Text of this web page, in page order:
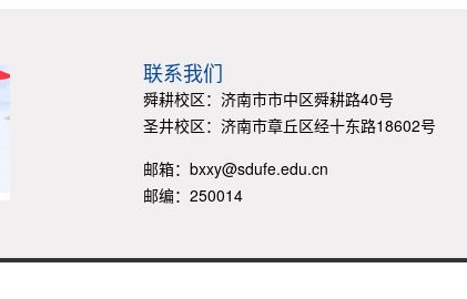
联系我们
舜耕校区：济南市市中区舜耕路40号
圣井校区：济南市章丘区经十东路18602号
邮箱：bxxy@sdufe.edu.cn
邮编：250014